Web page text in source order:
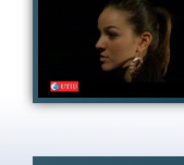
quest'angolo", della
Poesia|Nadia
Autore:Gerard De Nerval